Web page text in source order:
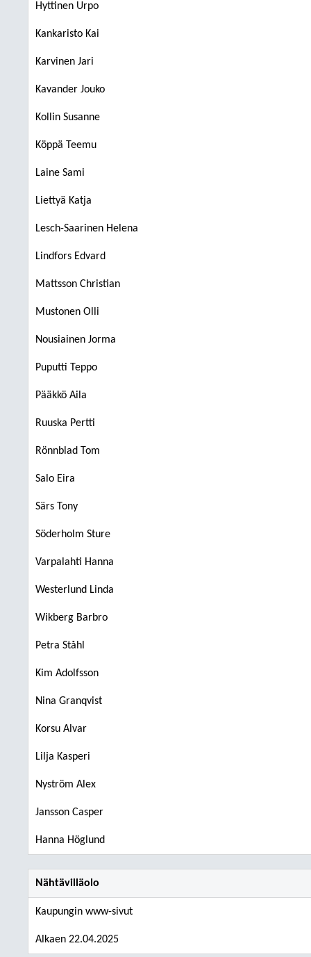
Hyttinen Urpo
Kankaristo Kai
Karvinen Jari
Kavander Jouko
Kollin Susanne
Köppä Teemu
Laine Sami
Liettyä Katja
Lesch-Saarinen Helena
Lindfors Edvard
Mattsson Christian
Mustonen Olli
Nousiainen Jorma
Puputti Teppo
Pääkkö Aila
Ruuska Pertti
Rönnblad Tom
Salo Eira
Särs Tony
Söderholm Sture
Varpalahti Hanna
Westerlund Linda
Wikberg Barbro
Petra Ståhl
Kim Adolfsson
Nina Granqvist
Korsu Alvar
Lilja Kasperi
Nyström Alex
Jansson Casper
Hanna Höglund
Nähtävilläolo
Kaupungin www-sivut
Alkaen 22.04.2025